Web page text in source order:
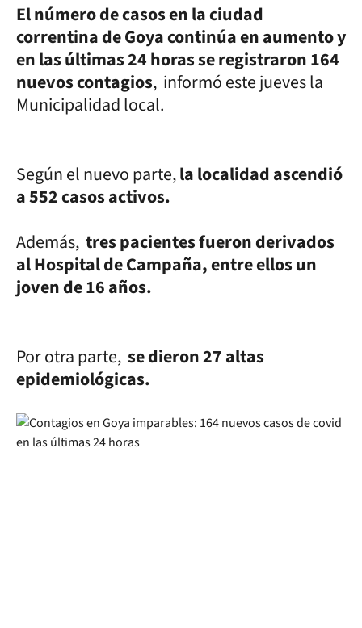
El número de casos en la ciudad
correntina de Goya continúa en aumento y
en las últimas 24 horas se registraron 164
nuevos contagios, informó este jueves la
Municipalidad local.
Según el nuevo parte,la localidad ascendió
a 552 casos activos.
Además, tres pacientes fueron derivados
al Hospital de Campaña, entre ellos un
joven de 16 años.
Por otra parte, se dieron 27 altas
epidemiológicas.